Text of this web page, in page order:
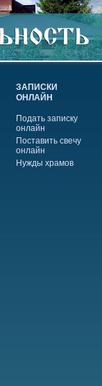
ЗАПИСКИ
ОНЛАЙН
Подать записку
онлайн
Поставить свечу
онлайн
Нужды храмов